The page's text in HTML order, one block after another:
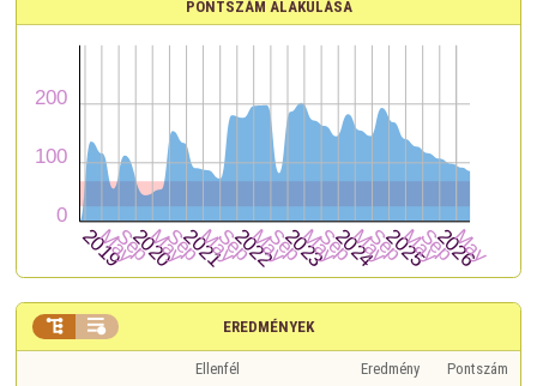
PONTSZÁM ALAKULÁSA
EREDMÉNYEK
 
Ellenfél Eredmény
Pontszám